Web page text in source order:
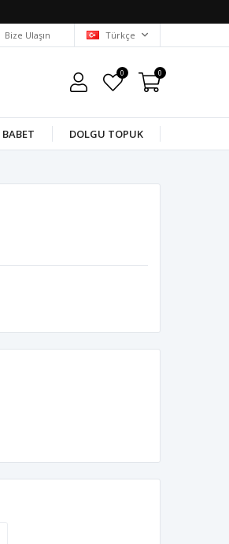
Bize Ulaşın Türkçe
0 0
BABET DOLGU TOPUK